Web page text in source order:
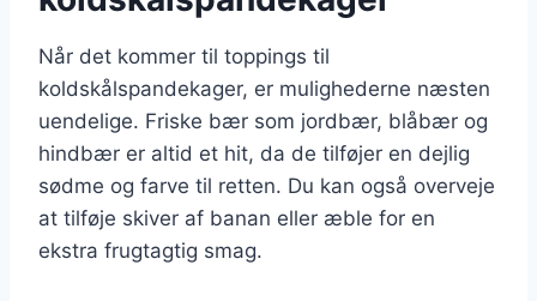
Når det kommer til toppings til
koldskålspandekager, er mulighederne næsten
uendelige. Friske bær som jordbær, blåbær og
hindbær er altid et hit, da de tilføjer en dejlig
sødme og farve til retten. Du kan også overveje
at tilføje skiver af banan eller æble for en
ekstra frugtagtig smag.